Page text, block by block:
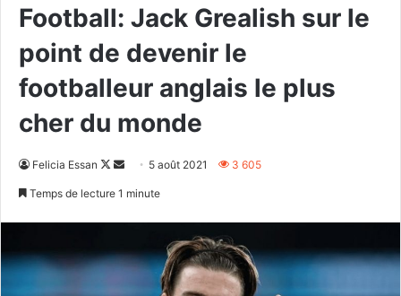
Football: Jack Grealish sur le
point de devenir le
footballeur anglais le plus
cher du monde
Felicia Essan
Follow
Envoyer5 août 2021 3 605
Temps de lecture 1 minute